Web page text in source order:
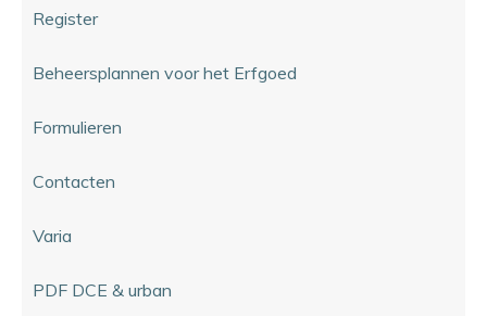
Register
Beheersplannen voor het Erfgoed
Formulieren
Contacten
Varia
PDF DCE & urban